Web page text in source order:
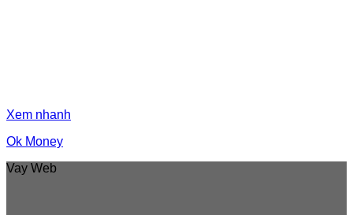
Xem nhanh
Ok Money
Vay Web